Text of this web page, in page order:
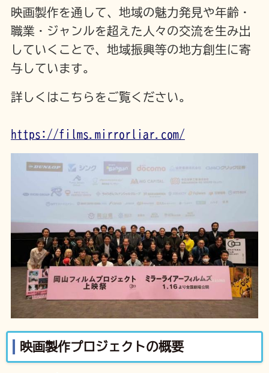
映画製作を通して、地域の魅力発見や年齢・
職業・ジャンルを超えた人々の交流を生み出
していくことで、地域振興等の地方創生に寄
与しています。
詳しくはこちらをご覧ください。
https://films.mirrorliar.com/
映画製作プロジェクトの概要